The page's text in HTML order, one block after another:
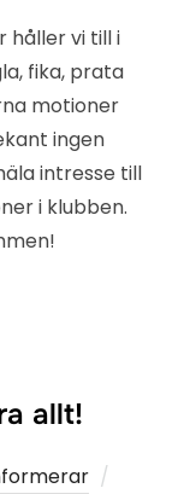
håller vi till i
fika, prata
motioner
ingen
intresse till
i klubben.
allt!